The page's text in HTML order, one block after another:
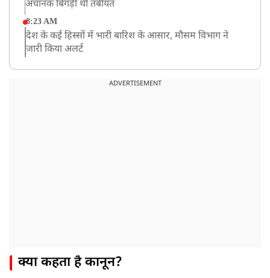
अचानक बिगड़ी थी तबीयत
8:23 AM
देश के कई हिस्सों में भारी बारिश के आसार, मौसम विभाग ने
जारी किया अलर्ट
भारत समेत 5 देशों पर 100% टैरिफ
ADVERTISEMENT
क्या कहता है कानून?